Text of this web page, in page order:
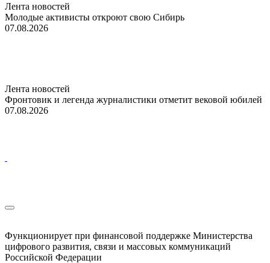
Лента новостей
Молодые активисты откроют свою Сибирь
07.08.2026
Лента новостей
Фронтовик и легенда журналистики отметит вековой юбилей
07.08.2026
Функционирует при финансовой поддержке Министерства
цифрового развития, связи и массовых коммуникаций
Российской Федерации